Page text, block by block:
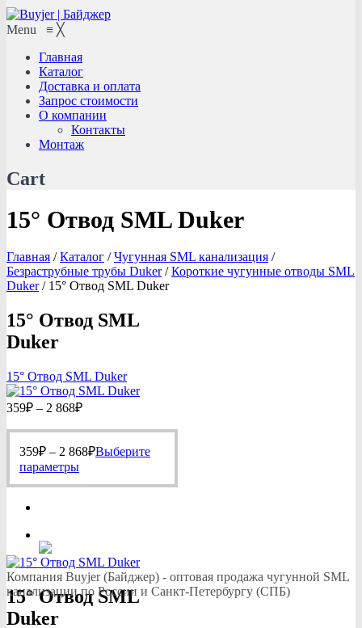
Menu ≡ ╳
Главная
Каталог
Доставка и оплата
Запрос стоимости
О компании
Контакты
Монтаж
Cart
15° Отвод SML Duker
Главная / Каталог / Чугунная SML канализация /
Безраструбные трубы Duker / Короткие чугунные отводы SML
Duker /15° Отвод SML Duker
15° Отвод SML
Duker
15° Отвод SML Duker
359₽ – 2 868₽Диапазон
359₽
–
868₽
359₽ – 2 868₽Диапазон
Выберите
параметрыЭтот
выбрать
на
странице
15° Отвод SML
Duker
Компания Buyjer (Байджер) - оптовая продажа чугунной SML
канализации по России и Санкт-Петербургу (СПБ)